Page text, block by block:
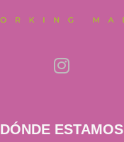
DÓNDE ESTAMOS